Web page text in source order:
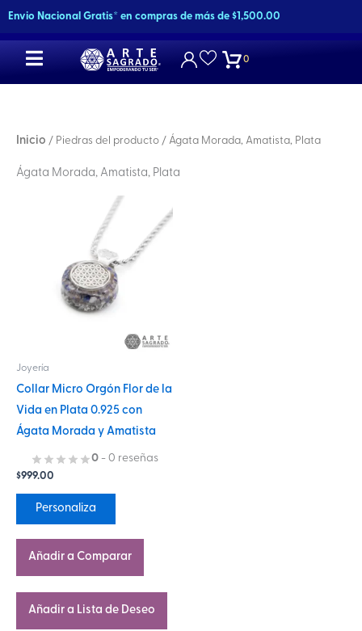
contenido
Envio Nacional Gratis* en compras de más de $1,500.00
0
Inicio / Piedras del producto / Ágata Morada, Amatista, Plata
Ágata Morada, Amatista, Plata
Joyería
Collar Micro Orgón Flor de la
Vida en Plata 0.925 con
Ágata Morada y Amatista
0 - 0 reseñas
$999.00
Personaliza
Este
producto
tiene
múltiples
variantes.
opciones
elegir
en
la
página
Añadir a Comparar
Añadir a Lista de Deseo